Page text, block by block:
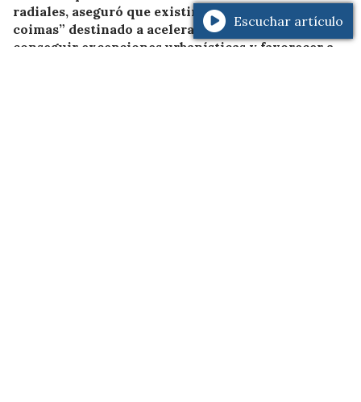
radiales, aseguró que existiría un “entramado de
coimas” destinado a acelerar expedientes,
conseguir excepciones urbanísticas y favorecer a
Escuchar artículo